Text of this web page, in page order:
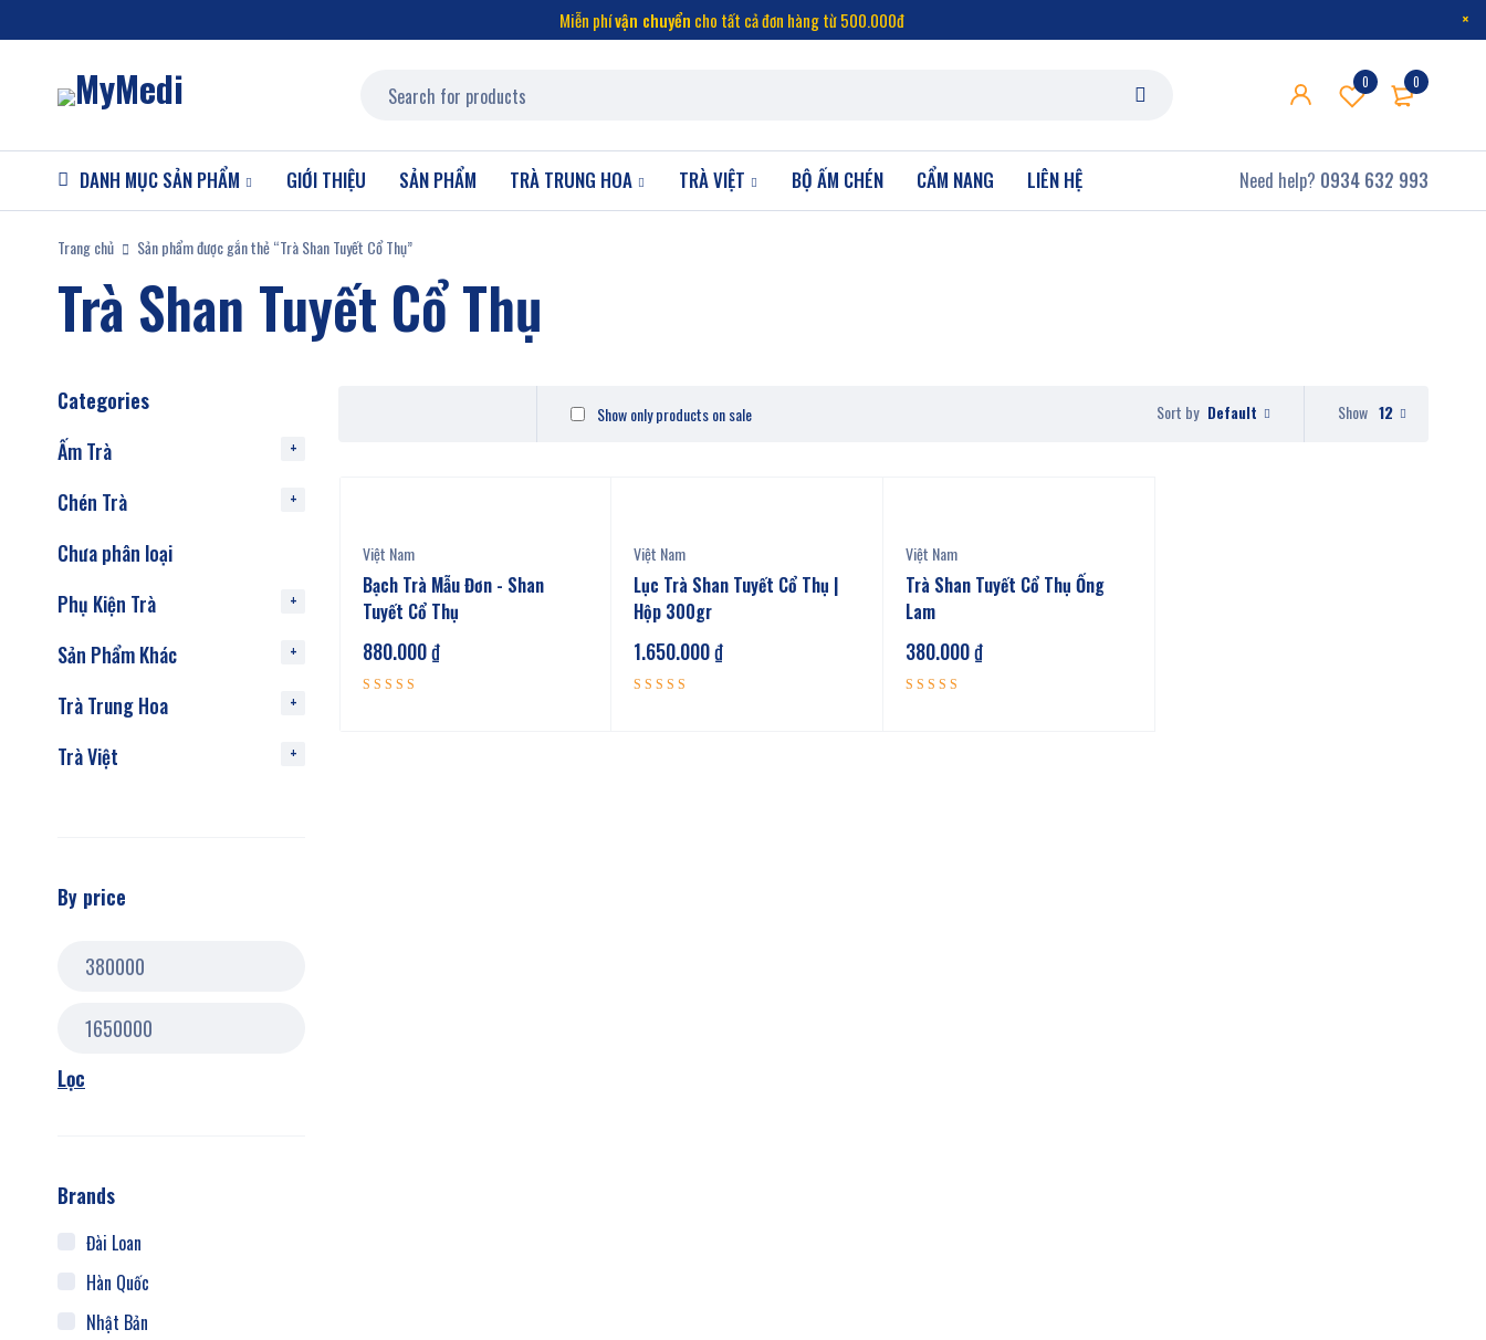
Miễn phívận chuyển cho tất cả đơn hàng từ 500.000đ
0
0
DANH MỤC SẢN PHẨM GIỚI THIỆU SẢN PHẨM TRÀ TRUNG HOA TRÀ VIỆT BỘ ẤM CHÉN CẨM NANG LIÊN HỆ Need help? 0934 632 993
Trang chủ Sản phẩm được gắn thẻ “Trà Shan Tuyết Cổ Thụ”
Trà Shan Tuyết Cổ Thụ
Categories
Ấm Trà
Chén Trà
Chưa phân loại
Phụ Kiện Trà
Sản Phẩm Khác
Trà Trung Hoa
Trà Việt
By price
Lọc
Brands
Đài Loan
Hàn Quốc
Nhật Bản
Sort by Default
Show only products on sale Show 12
Việt Nam
Bạch Trà Mẫu Đơn - Shan
Tuyết Cổ Thụ
880.000₫
Việt Nam
Lục Trà Shan Tuyết Cổ Thụ |
Hộp 300gr
1.650.000₫
Việt Nam
Trà Shan Tuyết Cổ Thụ Ống
Lam
380.000₫